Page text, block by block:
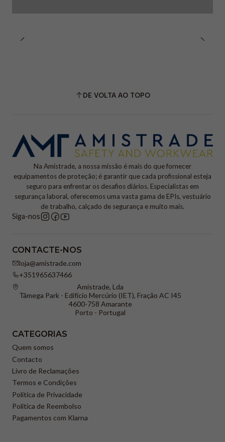
DE VOLTA AO TOPO
Na Amistrade, a nossa missão é mais do que fornecer
equipamentos de proteção; é garantir que cada profissional esteja
seguro para enfrentar os desafios diários. Especialistas em
segurança laboral, oferecemos uma vasta gama de EPIs, vestuário
de trabalho, calçado de segurança e muito mais.
Siga-nos
CONTACTE-NOS
loja@amistrade.com
+351965637466
Amistrade, Lda
Tâmega Park - Edifício Mercúrio (IET), Fração AC I45
4600-758 Amarante
Porto - Portugal
CATEGORIAS
Quem somos
Contacto
Livro de Reclamações
Termos e Condições
Política de Privacidade
Politica de Reembolso
Pagamentos com Klarna